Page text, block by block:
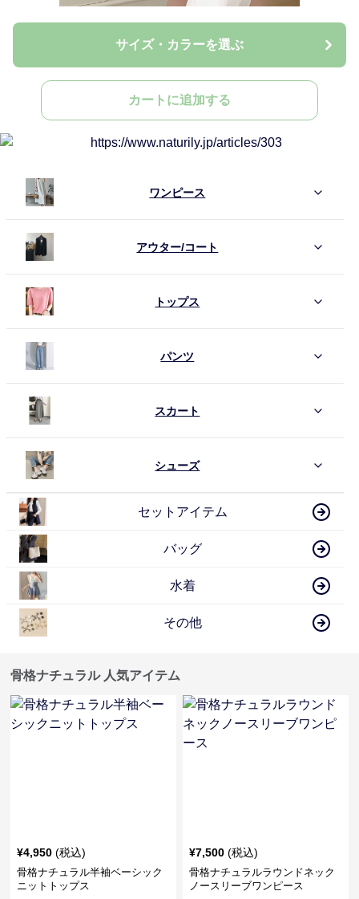
サイズ・カラーを選ぶ
カートに追加する
ワンピース
アウター/コート
トップス
パンツ
スカート
シューズ
セットアイテム
バッグ
水着
その他
骨格ナチュラル 人気アイテム
¥4,950 (税込)
骨格ナチュラル半袖ベーシック
ニットトップス
¥7,500 (税込)
骨格ナチュラルラウンドネック
ノースリーブワンピース